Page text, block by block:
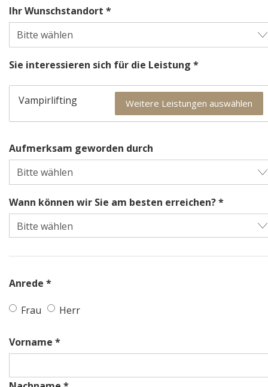
Ihr Wunschstandort *
Sie interessieren sich für die Leistung *
Vampirlifting Weitere Leistungen auswählen
Aufmerksam geworden durch
Wann können wir Sie am besten erreichen? *
Anrede *
Frau Herr
Vorname *